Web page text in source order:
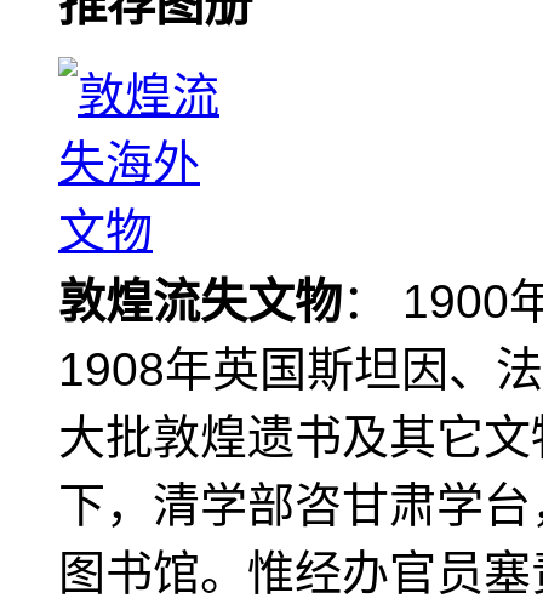
敦煌流失文物： 1900
1908年英国斯坦因、
大批敦煌遗书及其它
下，清学部咨甘肃学
图书馆。惟经办官员